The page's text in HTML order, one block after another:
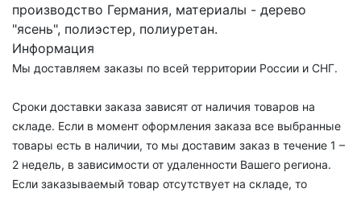
производство Германия, материалы - дерево
"ясень", полиэстер, полиуретан.
Информация
Мы доставляем заказы по всей территории России и СНГ.
Сроки доставки заказа зависят от наличия товаров на
складе. Если в момент оформления заказа все выбранные
товары есть в наличии, то мы доставим заказ в течение 1 –
2 недель, в зависимости от удаленности Вашего региона.
Если заказываемый товар отсутствует на складе, то